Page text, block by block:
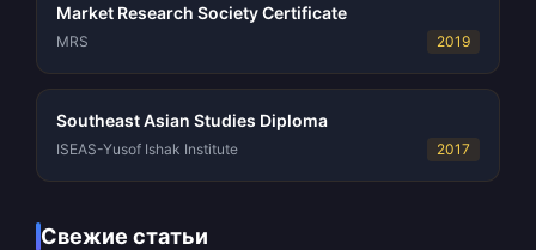
Market Research Society Certificate
MRS 2019
Southeast Asian Studies Diploma
ISEAS-Yusof Ishak Institute 2017
Свежие статьи